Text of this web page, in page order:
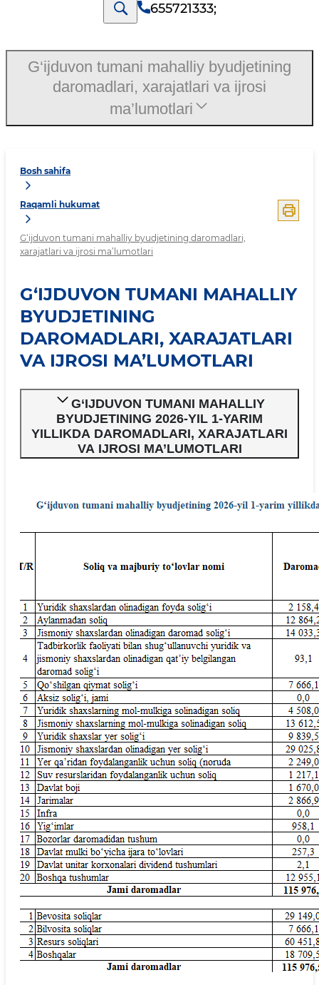
655721333;
Bosh sahifa
Raqamli hukumat
G‘ijduvon tumani mahalliy byudjetining daromadlari,
xarajatlari va ijrosi ma’lumotlari
G‘IJDUVON TUMANI MAHALLIY
BYUDJETINING
DAROMADLARI, XARAJATLARI
VA IJROSI MA’LUMOTLARI
G‘IJDUVON TUMANI MAHALLIY
BYUDJETINING 2026-YIL 1-YARIM
YILLIKDA DAROMADLARI, XARAJATLARI
VA IJROSI MA’LUMOTLARI
G‘ijduvon tumani mahalliy byudjetining
daromadlari, xarajatlari va ijrosi
ma’lumotlari